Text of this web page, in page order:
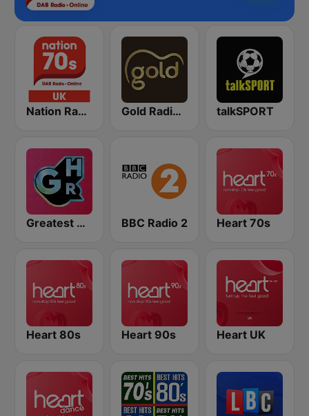
Nation Radio 70s Gold Radio UK talkSPORT
Greatest Hits Radio BBC Radio 2 Heart 70s
Heart 80s Heart 90s Heart UK